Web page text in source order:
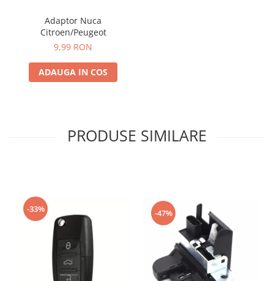
Adaptor Nuca
Citroen/Peugeot
9,99 RON
ADAUGA IN COS
PRODUSE SIMILARE
-33% -47%